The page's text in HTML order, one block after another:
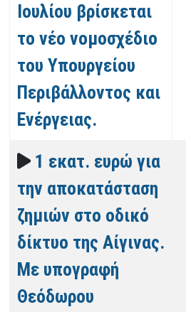
Ιουλίου βρίσκεται
το νέο νομοσχέδιο
του Υπουργείου
Περιβάλλοντος και
Ενέργειας.
1 εκατ. ευρώ για
την αποκατάσταση
ζημιών στο οδικό
δίκτυο της Αίγινας.
Με υπογραφή
Θεόδωρου